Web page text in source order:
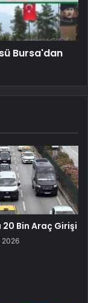
Bursa'dan
20 Bin Araç Girişi
2026